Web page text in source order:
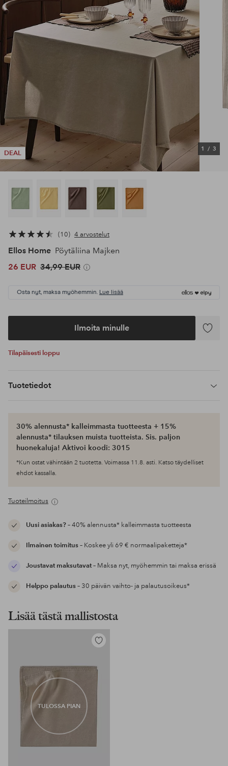
DEAL
1 / 3
10 4 arvostelut
Ellos Home Pöytäliina Majken
26 EUR 34,99 EUR
Osta nyt, maksa myöhemmin. Lue lisää
Ilmoita minulle
Lisää
Tilapäisesti loppu
Tuotetiedot
30% alennusta* kalleimmasta tuotteesta + 15%
alennusta* tilauksen muista tuotteista. Sis. paljon
huonekaluja! Aktivoi koodi: 3015
*Kun ostat vähintään 2 tuotetta. Voimassa 11.8. asti. Katso täydelliset
ehdot kassalla.
Tuoteilmoitus
Uusi asiakas?– 40% alennusta* kalleimmasta tuotteesta
Ilmainen toimitus– Koskee yli 69 € normaalipaketteja*
Joustavat maksutavat– Maksa nyt, myöhemmin tai maksa erissä
Helppo palautus– 30 päivän vaihto- ja palautusoikeus*
Lisää tästä mallistosta
TULOSSA PIAN
Lisää